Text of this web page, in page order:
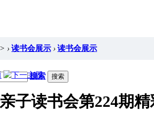
> › 读书会展示 › 读书会展示
搜索 搜索
子读书会第224期